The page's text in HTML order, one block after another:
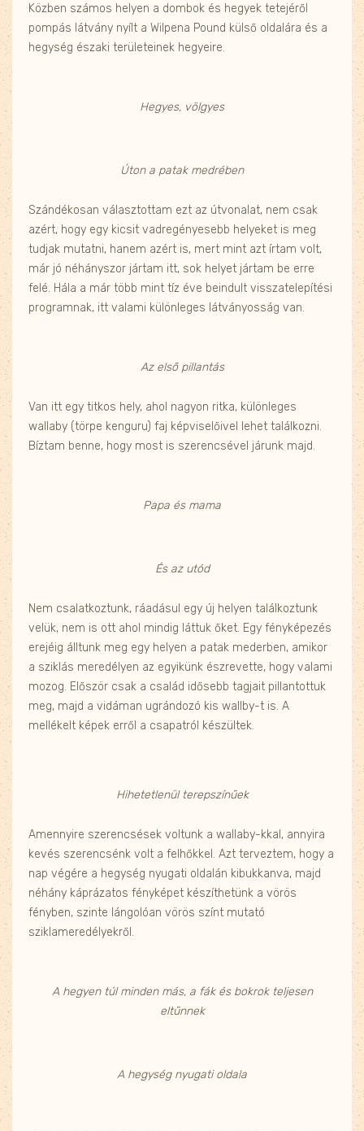
Közben számos helyen a dombok és hegyek tetejéről
pompás látvány nyílt a Wilpena Pound külső oldalára és a
hegység északi területeinek hegyeire.
Hegyes, völgyes
Úton a patak medrében
Szándékosan választottam ezt az útvonalat, nem csak
azért, hogy egy kicsit vadregényesebb helyeket is meg
tudjak mutatni, hanem azért is, mert mint azt írtam volt,
már jó néhányszor jártam itt, sok helyet jártam be erre
felé. Hála a már több mint tíz éve beindult visszatelepítési
programnak, itt valami különleges látványosság van.
Az első pillantás
Van itt egy titkos hely, ahol nagyon ritka, különleges
wallaby (törpe kenguru) faj képviselőivel lehet találkozni.
Bíztam benne, hogy most is szerencsével járunk majd.
Papa és mama
És az utód
Nem csalatkoztunk, ráadásul egy új helyen találkoztunk
velük, nem is ott ahol mindig láttuk őket. Egy fényképezés
erejéig álltunk meg egy helyen a patak mederben, amikor
a sziklás meredélyen az egyikünk észrevette, hogy valami
mozog. Először csak a család idősebb tagjait pillantottuk
meg, majd a vidáman ugrándozó kis wallby-t is. A
mellékelt képek erről a csapatról készültek.
Hihetetlenül terepszínűek
Amennyire szerencsések voltunk a wallaby-kkal, annyira
kevés szerencsénk volt a felhőkkel. Azt terveztem, hogy a
nap végére a hegység nyugati oldalán kibukkanva, majd
néhány káprázatos fényképet készíthetünk a vörös
fényben, szinte lángolóan vörös színt mutató
sziklameredélyekről.
A hegyen túl minden más, a fák és bokrok teljesen
eltűnnek
A hegység nyugati oldala